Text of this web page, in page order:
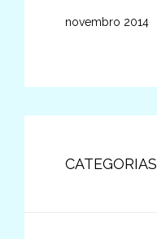
novembro 2014
CATEGORIAS